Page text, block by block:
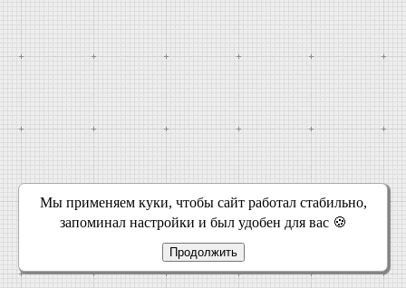
Мы применяем куки, чтобы сайт работал стабильно,
запоминал настройки и был удобен для вас 🍪
Продолжить